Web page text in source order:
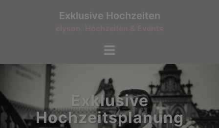
Exklusive Hochzeiten
Exklusive
Hochzeitsplanung